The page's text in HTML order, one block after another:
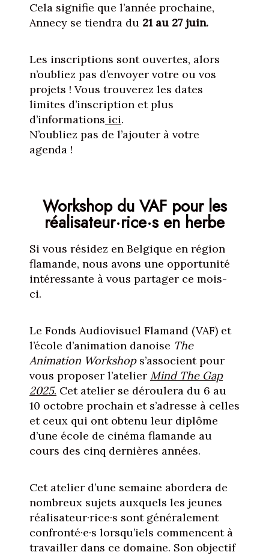
Cela signifie que l’année prochaine,
Annecy se tiendra du 21 au 27 juin.
Les inscriptions sont ouvertes, alors
n’oubliez pas d’envoyer votre ou vos
projets ! Vous trouverez les dates
limites d’inscription et plus
d’informations ici.
N’oubliez pas de l’ajouter à votre
agenda !
Workshop du VAF pour les
réalisateur·rice·s en herbe
Si vous résidez en Belgique en région
flamande, nous avons une opportunité
intéressante à vous partager ce mois-
ci.
Le Fonds Audiovisuel Flamand (VAF) et
l’école d’animation danoise The
Animation Workshops’associent pour
vous proposer l’atelier Mind The Gap
2025. Cet atelier se déroulera du 6 au
10 octobre prochain et s’adresse à celles
et ceux qui ont obtenu leur diplôme
d’une école de cinéma flamande au
cours des cinq dernières années.
Cet atelier d’une semaine abordera de
nombreux sujets auxquels les jeunes
réalisateur·rice·s sont généralement
confronté·e·s lorsqu’iels commencent à
travailler dans ce domaine. Son objectif